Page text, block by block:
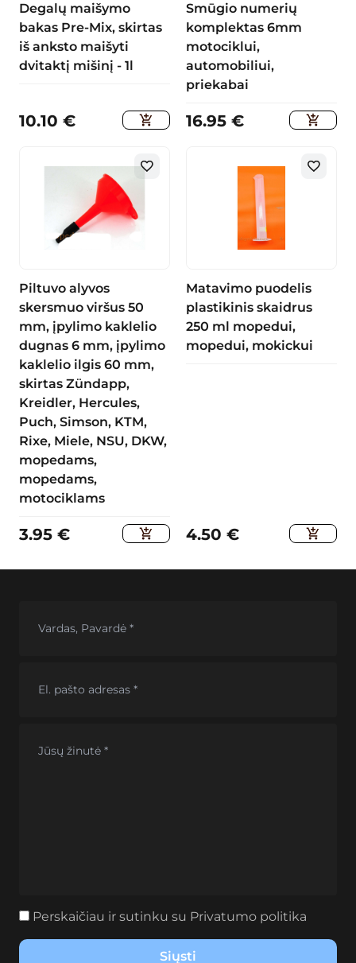
Degalų maišymo
bakas Pre-Mix, skirtas
iš anksto maišyti
dvitaktį mišinį - 1l
10.10 €
Smūgio numerių
komplektas 6mm
motociklui,
automobiliui,
priekabai
16.95 €
Piltuvo alyvos
skersmuo viršus 50
mm, įpylimo kaklelio
dugnas 6 mm, įpylimo
kaklelio ilgis 60 mm,
skirtas Zündapp,
Kreidler, Hercules,
Puch, Simson, KTM,
Rixe, Miele, NSU, DKW,
mopedams,
mopedams,
motociklams
3.95 €
Matavimo puodelis
plastikinis skaidrus
250 ml mopedui,
mopedui, mokickui
4.50 €
Perskaičiau ir sutinku su Privatumo politika